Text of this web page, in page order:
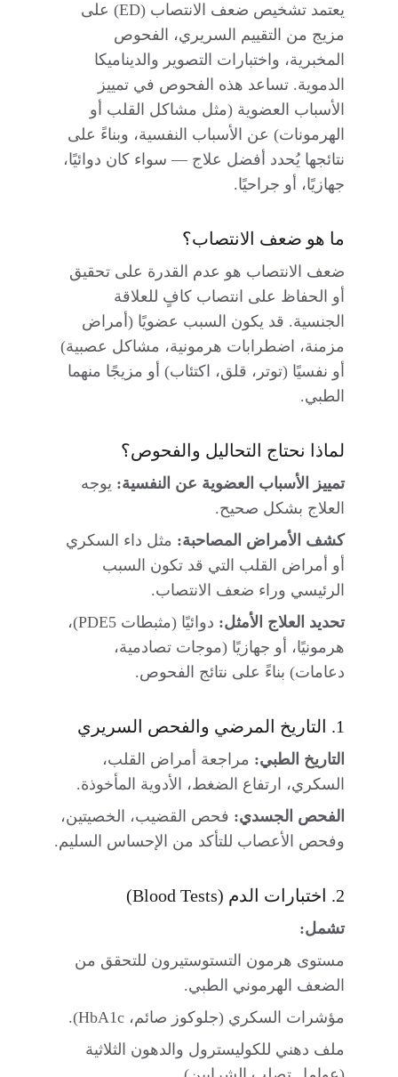
يعتمد تشخيص ضعف الانتصاب (ED) على
مزيج من التقييم السريري، الفحوص
المخبرية، واختبارات التصوير والديناميكا
الدموية. تساعد هذه الفحوص في تمييز
الأسباب العضوية (مثل مشاكل القلب أو
الهرمونات) عن الأسباب النفسية، وبناءً على
نتائجها يُحدد أفضل علاج — سواء كان دوائيًا،
جهازيًا، أو جراحيًا.
ما هو ضعف الانتصاب؟
ضعف الانتصاب هو عدم القدرة على تحقيق
أو الحفاظ على انتصاب كافٍ للعلاقة
الجنسية. قد يكون السبب عضويًا (أمراض
مزمنة، اضطرابات هرمونية، مشاكل عصبية)
أو نفسيًا (توتر، قلق، اكتئاب) أو مزيجًا منهما
الطبي.
لماذا نحتاج التحاليل والفحوص؟
تمييز الأسباب العضوية عن النفسية: يوجه
العلاج بشكل صحيح.
كشف الأمراض المصاحبة: مثل داء السكري
أو أمراض القلب التي قد تكون السبب
الرئيسي وراء ضعف الانتصاب.
تحديد العلاج الأمثل:
دوائيًا (مثبطات PDE5)،
هرمونيًا، أو جهازيًا (موجات تصادمية،
دعامات) بناءً على نتائج الفحوص.
1. التاريخ المرضي والفحص السريري
التاريخ الطبي: مراجعة أمراض القلب،
السكري، ارتفاع الضغط، الأدوية المأخوذة.
الفحص الجسدي: فحص القضيب، الخصيتين،
وفحص الأعصاب للتأكد من الإحساس السليم.
2. اختبارات الدم (Blood Tests)
تشمل:
مستوى هرمون التستوستيرون للتحقق من
الضعف الهرموني الطبي.
مؤشرات السكري (جلوكوز صائم، HbA1c).
ملف دهني للكوليسترول والدهون الثلاثية